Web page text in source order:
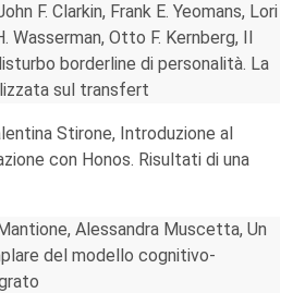
F. Clarkin, Frank E. Yeomans, Lori
Wasserman, Otto F. Kernberg, Il
borderline di personalità. La
sul transfert
Stirone, Introduzione al
con Honos. Risultati di una
Alessandra Muscetta, Un
del modello cognitivo-